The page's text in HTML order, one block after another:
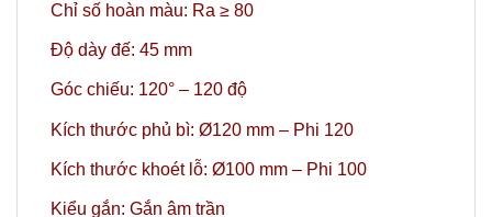
Chỉ số hoàn màu: Ra ≥ 80
Độ dày đế: 45 mm
Góc chiếu: 120° – 120 độ
Kích thước phủ bì: Ø120 mm – Phi 120
Kích thước khoét lỗ: Ø100 mm – Phi 100
Kiểu gắn: Gắn âm trần